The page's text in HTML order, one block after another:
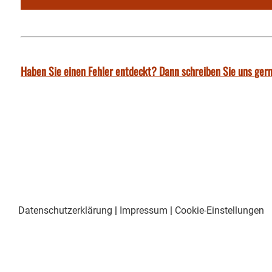
Haben Sie einen Fehler entdeckt? Dann schreiben Sie uns
Datenschutzerklärung | Impressum | Cookie-Einstellungen